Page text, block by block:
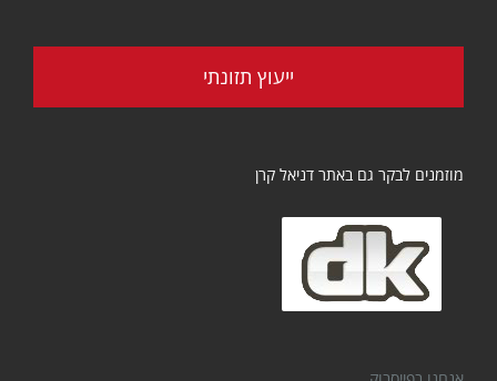
ייעוץ תזונתי
מוזמנים לבקר גם באתר דניאל קרן